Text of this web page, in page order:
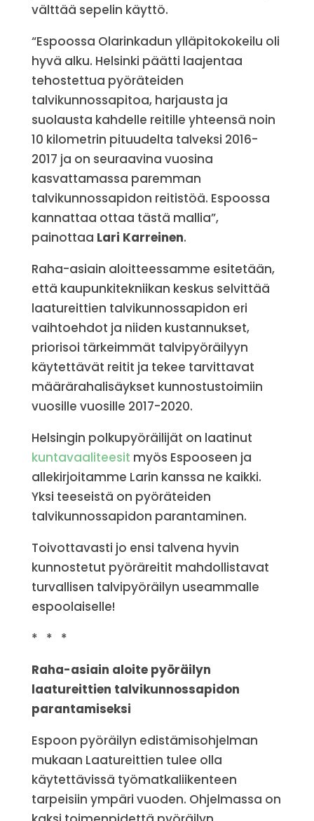
välttää sepelin käyttö.
“Espoossa Olarinkadun ylläpitokokeilu oli
hyvä alku. Helsinki päätti laajentaa
tehostettua pyöräteiden
talvikunnossapitoa, harjausta ja
suolausta kahdelle reitille yhteensä noin
10 kilometrin pituudelta talveksi 2016-
2017 ja on seuraavina vuosina
kasvattamassa paremman
talvikunnossapidon reitistöä. Espoossa
kannattaa ottaa tästä mallia”,
painottaa Lari Karreinen.
Raha-asiain aloitteessamme esitetään,
että kaupunkitekniikan keskus selvittää
laatureittien talvikunnossapidon eri
vaihtoehdot ja niiden kustannukset,
priorisoi tärkeimmät talvipyöräilyyn
käytettävät reitit ja tekee tarvittavat
määrärahalisäykset kunnostustoimiin
vuosille vuosille 2017-2020.
Helsingin polkupyöräilijät on laatinut
kuntavaaliteesit myös Espooseen ja
allekirjoitamme Larin kanssa ne kaikki.
Yksi teeseistä on pyöräteiden
talvikunnossapidon parantaminen.
Toivottavasti jo ensi talvena hyvin
kunnostetut pyöräreitit mahdollistavat
turvallisen talvipyöräilyn useammalle
espoolaiselle!
* * *
Raha-asiain aloite pyöräilyn
laatureittien talvikunnossapidon
parantamiseksi
Espoon pyöräilyn edistämisohjelman
mukaan Laatureittien tulee olla
käytettävissä työmatkaliikenteen
tarpeisiin ympäri vuoden. Ohjelmassa on